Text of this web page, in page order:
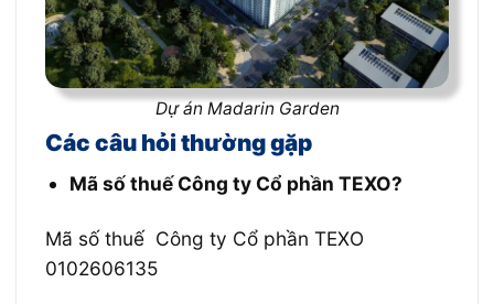
Dự án Madarin Garden
Các câu hỏi thường gặp
Mã số thuế Công ty Cổ phần TEXO?
Mã số thuế Công ty Cổ phần TEXO
0102606135